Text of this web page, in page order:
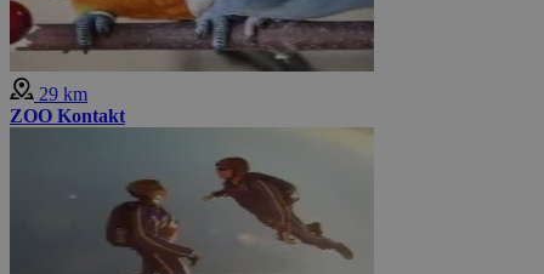
29 km
ZOO Kontakt